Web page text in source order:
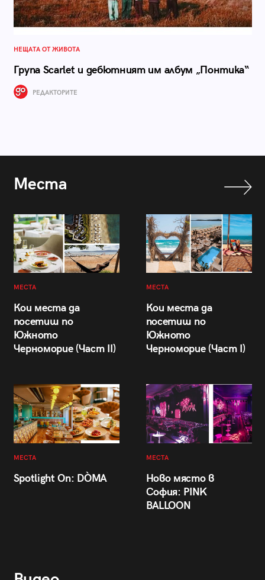
НЕЩАТА ОТ ЖИВОТА
Група Scarlet и дебютният им албум „Понтика“
РЕДАКТОРИТЕ
Места
МЕСТА
Кои места да
посетиш по
Южното
Черноморие (Част II)
МЕСТА
Кои места да
посетиш по
Южното
Черноморие (Част I)
МЕСТА
Spotlight On: DÒMA
МЕСТА
Ново място в
София: PINK
BALLOON